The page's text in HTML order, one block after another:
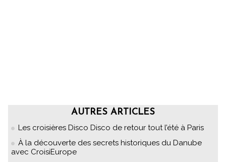
AUTRES ARTICLES
Les croisières Disco Disco de retour tout l’été à Paris
À la découverte des secrets historiques du Danube
avec CroisiEurope